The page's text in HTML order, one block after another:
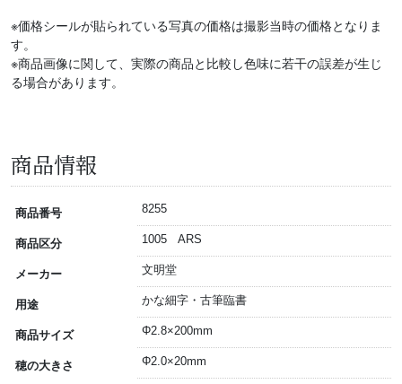
※価格シールが貼られている写真の価格は撮影当時の価格となりま
す。
※商品画像に関して、実際の商品と比較し色味に若干の誤差が生じ
る場合があります。
商品情報
商品番号 8255
商品区分 1005 ARS
メーカー 文明堂
用途 かな細字・古筆臨書
商品サイズ Φ2.8×200mm
穂の大きさ Φ2.0×20mm